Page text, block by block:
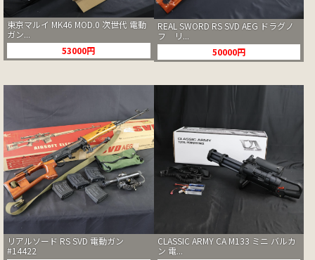
東京マルイ MK46 MOD.0 次世代 電動
ガン...
53000円
REAL SWORD RS SVD AEG ドラグノ
フ リ...
50000円
リアルソード RS SVD 電動ガン
#14422
CLASSIC ARMY CA M133 ミニ バルカ
ン 電...